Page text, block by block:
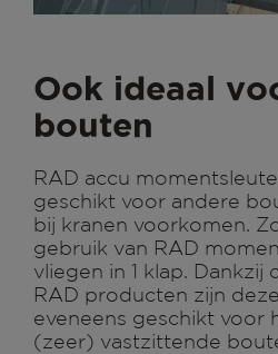
Ook ideaal
bouten
RAD accu
geschikt voor andere
bij kranen voorkomen.
gebruik van RAD
vliegen in 1 klap. Dankzij
RAD producten zijn
eveneens geschikt voor
(zeer) vastzittende